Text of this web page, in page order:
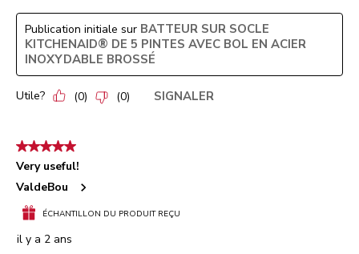
Publication initiale sur BATTEUR SUR SOCLE
KITCHENAID® DE 5 PINTES AVEC BOL EN ACIER
INOXYDABLE BROSSÉ
Utile? (0) (0) SIGNALER
5 étoile(s) sur 5.
Very useful!
ValdeBou
ÉCHANTILLON DU PRODUIT REÇU
il y a 2 ans